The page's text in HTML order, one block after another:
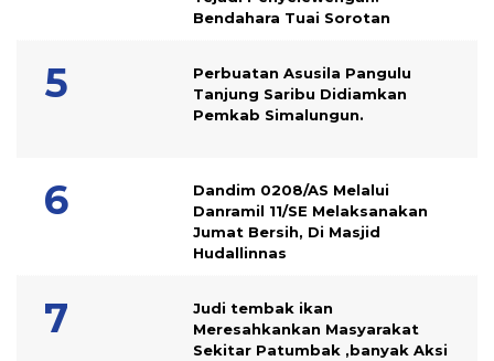
Bendahara Tuai Sorotan
Perbuatan Asusila Pangulu
Tanjung Saribu Didiamkan
Pemkab Simalungun.
Dandim 0208/AS Melalui
Danramil 11/SE Melaksanakan
Jumat Bersih, Di Masjid
Hudallinnas
Judi tembak ikan
Meresahkankan Masyarakat
Sekitar Patumbak ,banyak Aksi